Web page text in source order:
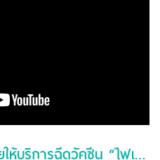
ประมวลภาพการออกหน่วยให้บริการฉีดวัคซีน “ไฟเซอร์” ให้กับเด็กนักเรียนของรพ. บางปะกอก 3